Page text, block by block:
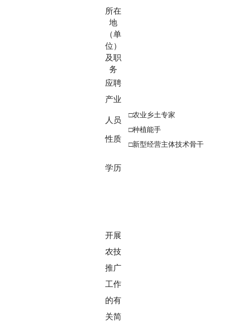
所在
地
（单
位）
及职
务
应聘
产业
人员
性质
□农业乡土专家
□种植能手
□新型经营主体技术骨干
学历
开展
农技
推广
工作
的有
关简